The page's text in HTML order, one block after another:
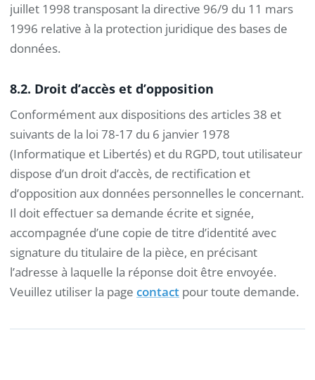
juillet 1998 transposant la directive 96/9 du 11 mars
1996 relative à la protection juridique des bases de
données.
8.2. Droit d’accès et d’opposition
Conformément aux dispositions des articles 38 et
suivants de la loi 78-17 du 6 janvier 1978
(Informatique et Libertés) et du RGPD, tout utilisateur
dispose d’un droit d’accès, de rectification et
d’opposition aux données personnelles le concernant.
Il doit effectuer sa demande écrite et signée,
accompagnée d’une copie de titre d’identité avec
signature du titulaire de la pièce, en précisant
l’adresse à laquelle la réponse doit être envoyée.
Veuillez utiliser la page contact pour toute demande.